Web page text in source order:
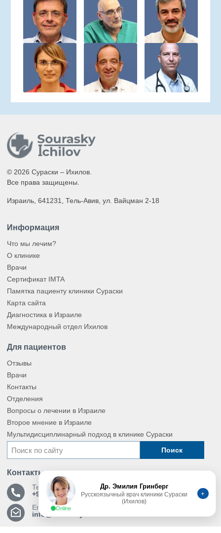
© 2026 Сураски – Ихилов.
Все права защищены.
Израиль, 641231, Тель-Авив, ул. Вайцман 2-18
Информация
Что мы лечим?
О клинике
Врачи
Сертификат IMTA
Памятка пациенту клиники Сураски
Карта сайта
Диагностика в Израиле
Международный отдел Ихилов
Для пациентов
Отзывы
Врачи
Контакты
Отделения
Вопросы о лечении в Израиле
Второе мнение в Израиле
Мультидисциплинарный подход в клинике Сураски
Поиск
Контакты
Телефон
+972 772 201 206
Email
info@sourasky.com
Online
Др. Эмилия Гринберг
Русскоязычный врач клиники Сураски
(Ихилов)
+